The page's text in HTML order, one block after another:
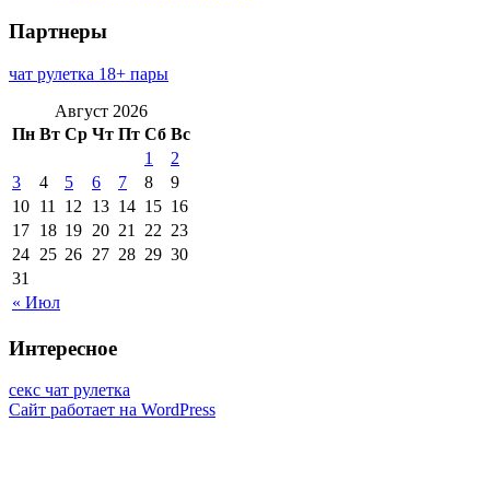
Партнеры
чат рулетка 18+ пары
Август 2026
Пн Вт Ср Чт Пт Сб Вс
« Июл
1
2
3
4 5 6 7 8
9
10 11 12 13 14 15 16
17 18 19 20 21 22 23
24 25 26 27 28 29 30
31
Интересное
секс чат рулетка
Сайт работает на WordPress